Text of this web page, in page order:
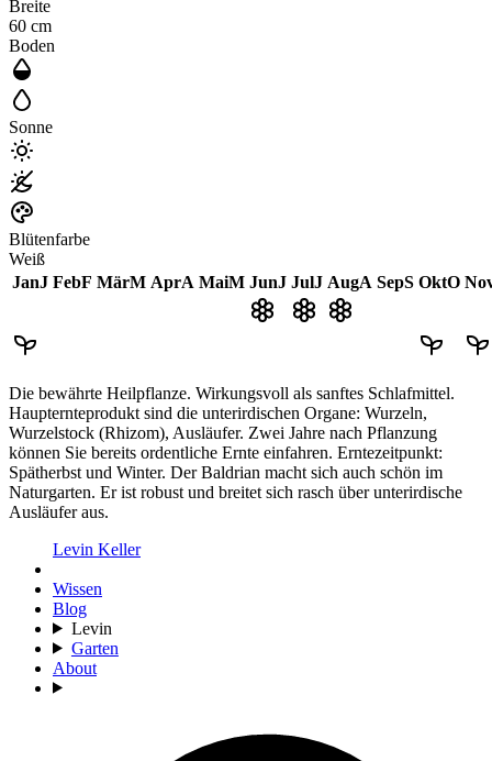
Breite
60 cm
Boden
Sonne
Blütenfarbe
Weiß
JanJ FebF MärM AprA MaiM JunJ JulJ AugA SepS OktO
Die bewährte Heilpflanze. Wirkungsvoll als sanftes Schlafmittel.
Haupternteprodukt sind die unterirdischen Organe: Wurzeln,
Wurzelstock (Rhizom), Ausläufer. Zwei Jahre nach Pflanzung
können Sie bereits ordentliche Ernte einfahren. Erntezeitpunkt:
Spätherbst und Winter. Der Baldrian macht sich auch schön im
Naturgarten. Er ist robust und breitet sich rasch über unterirdische
Ausläufer aus.
Levin Keller
Wissen
Blog
Levin
Garten
About